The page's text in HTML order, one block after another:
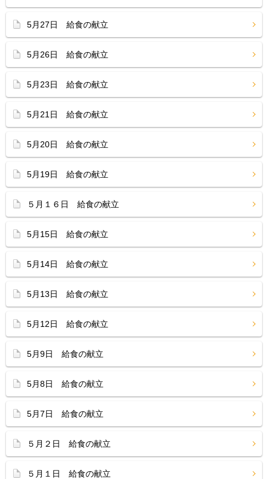
5月27日 給食の献立
5月26日 給食の献立
5月23日 給食の献立
5月21日 給食の献立
5月20日 給食の献立
5月19日 給食の献立
５月１６日 給食の献立
5月15日 給食の献立
5月14日 給食の献立
5月13日 給食の献立
5月12日 給食の献立
5月9日 給食の献立
5月8日 給食の献立
5月7日 給食の献立
５月２日 給食の献立
５月１日 給食の献立